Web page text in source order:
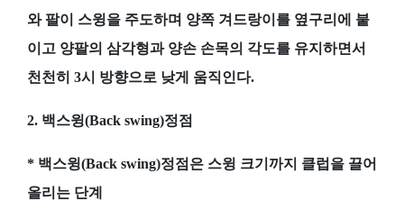
와 팔이 스윙을 주도하며 양쪽 겨드랑이를 옆구리에 붙
이고 양팔의 삼각형과 양손 손목의 각도를 유지하면서
천천히 3시 방향으로 낮게 움직인다.
2. 백스윙(Back swing)정점
* 백스윙(Back swing)정점은 스윙 크기까지 클럽을 끌어
올리는 단계